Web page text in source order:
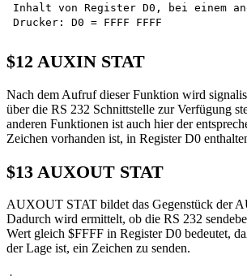
Inhalt von Register D0, bei einem
$12 AUXIN STAT
Nach dem Aufruf dieser Funktion wird
über die RS 232 Schnittstelle zur Verfügung
anderen Funktionen ist auch hier der
Zeichen vorhanden ist, in Register D0
$13 AUXOUT STAT
AUXOUT STAT bildet das Gegenstück der
Dadurch wird ermittelt, ob die RS 232
Wert gleich $FFFF in Register D0 bedeutet,
der Lage ist, ein Zeichen zu senden.